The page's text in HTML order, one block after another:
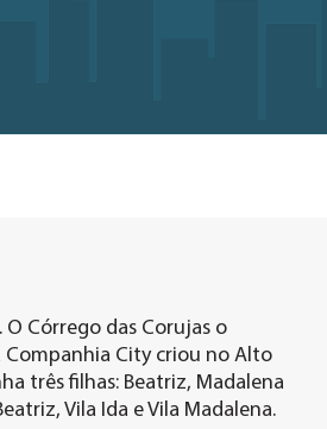
Córrego das Corujas o
City criou no Alto
três filhas: Beatriz, Madalena
Vila Ida e Vila Madalena.